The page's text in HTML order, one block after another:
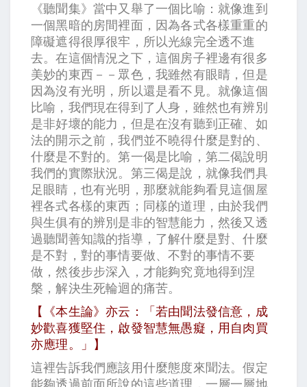
《聽聞集》當中又舉了一個比喻：就像進到
一個黑暗的房間裡面，因為各式各樣重重的
障礙遮得很厚很牢，所以光線完全透不進
去。在這個情況之下，這個房子裡邊有很多
美妙的東西－－眾色，我雖然有眼睛，但是
因為沒有光明，所以還是看不見。就像這個
比喻，我們現在得到了人身，雖然也有辨別
是非好壞的能力，但是在沒有聽到正確、如
法的開示之前，我們並不曉得什麼是對的、
什麼是不對的。第一偈是比喻，第二偈說明
我們的實際狀況。第三偈是說，就像我們具
足眼睛，也有光明，那麼就能夠看見這個屋
裡各式各樣的東西；同樣的道理，由於我們
與生俱有的辨別是非的智慧能力，然後又透
過聽聞善知識的指導，了解什麼是對、什麼
是不對，對的事情要做、不對的事情不要
做，然後步步深入，才能夠究竟地得到涅
槃，解決生死輪迴的痛苦。
【《本生論》亦云：「若由聞法發信意，成
妙歡喜獲堅住，啟發智慧無愚癡，用自肉買
亦應理。」】
這裡告訴我們應該用什麼態度來聞法。假定
能夠透過前面所說的這些道理，一層一層地